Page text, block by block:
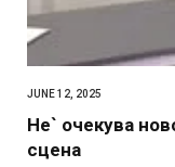
JUNE 12, 2025
Не` очекува
сцена